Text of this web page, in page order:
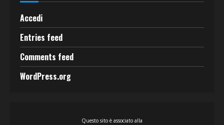
Accedi
Entries feed
Comments feed
WordPress.org
Questo sito è associato alla